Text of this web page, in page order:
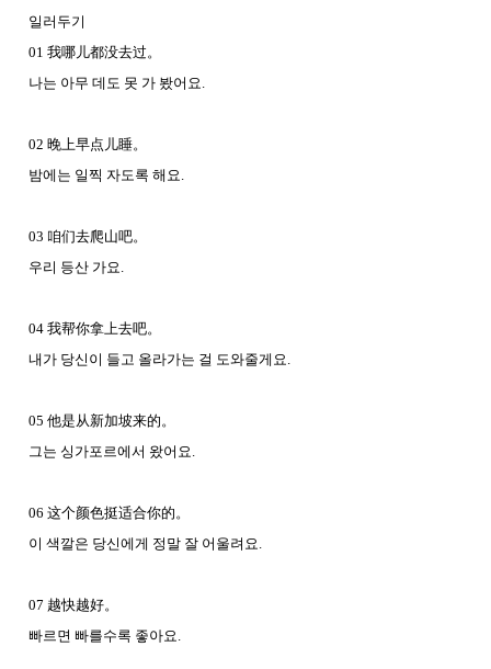
일러두기
01 我哪儿都没去过。
나는 아무 데도 못 가 봤어요.
02 晚上早点儿睡。
밤에는 일찍 자도록 해요.
03 咱们去爬山吧。
우리 등산 가요.
04 我帮你拿上去吧。
내가 당신이 들고 올라가는 걸 도와줄게요.
05 他是从新加坡来的。
그는 싱가포르에서 왔어요.
06 这个颜色挺适合你的。
이 색깔은 당신에게 정말 잘 어울려요.
07 越快越好。
빠르면 빠를수록 좋아요.